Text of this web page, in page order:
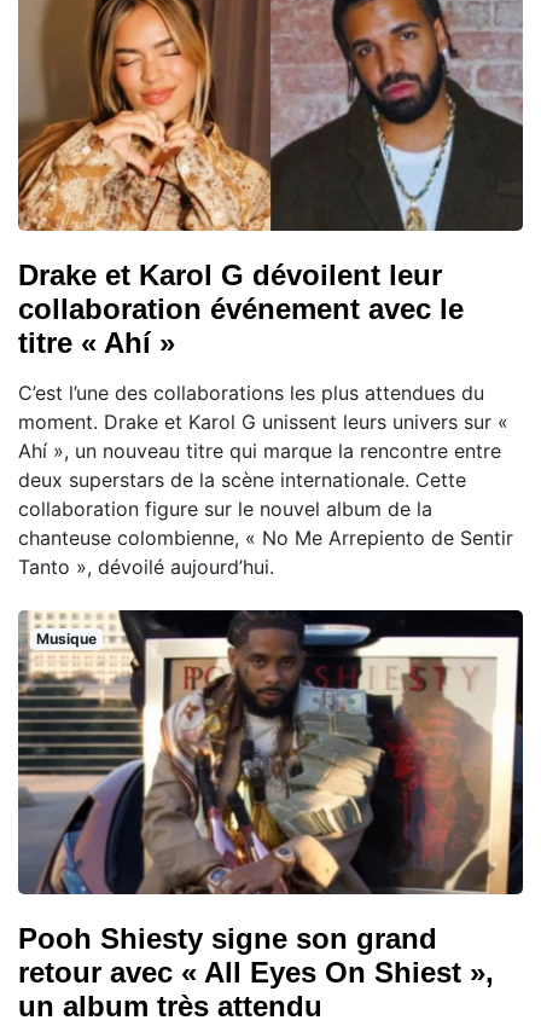
Drake et Karol G dévoilent leur
collaboration événement avec le
titre « Ahí »
C’est l’une des collaborations les plus attendues du
moment. Drake et Karol G unissent leurs univers sur «
Ahí », un nouveau titre qui marque la rencontre entre
deux superstars de la scène internationale. Cette
collaboration figure sur le nouvel album de la
chanteuse colombienne, « No Me Arrepiento de Sentir
Tanto », dévoilé aujourd’hui.
Musique
Pooh Shiesty signe son grand
retour avec « All Eyes On Shiest »,
un album très attendu